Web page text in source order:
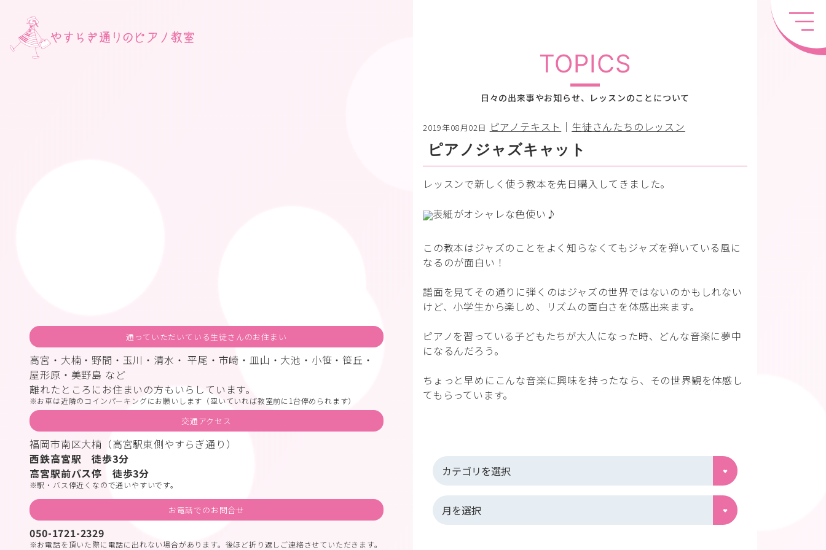
TOPICS
日々の出来事やお知らせ、レッスンのことについて
2019年08月02日 ピアノテキスト ｜ 生徒さんたちのレッスン
ピアノジャズキャット
レッスンで新しく使う教本を先日購入してきました。
表紙がオシャレな色使い♪
この教本はジャズのことをよく知らなくてもジャズを弾いている風に
なるのが面白い！
譜面を見てその通りに弾くのはジャズの世界ではないのかもしれない
けど、小学生から楽しめ、リズムの面白さを体感出来ます。
ピアノを習っている子どもたちが大人になった時、どんな音楽に夢中
になるんだろう。
ちょっと早めにこんな音楽に興味を持ったなら、その世界観を体感し
てもらっています。
通っていただいている生徒さんのお住まい
高宮・大楠・野間・玉川・清水・ 平尾・市崎・皿山・大池・小笹・笹丘・
屋形原・美野島 など
離れたところにお住まいの方もいらしています。
お車は近隣のコインパーキングにお願いします（空いていれば教室前に1台停められます）
交通アクセス
福岡市南区大楠（高宮駅東側やすらぎ通り）
西鉄高宮駅 徒歩3分
高宮駅前バス停 徒歩3分
駅・バス停近くなので通いやすいです。
お電話でのお問合せ
050-1721-2329
お電話を頂いた際に電話に出れない場合があります。後ほど折り返しご連絡させていただきます。